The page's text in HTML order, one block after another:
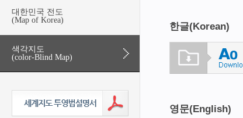
대한민국 전도
(Map of Korea)
색각지도
(color-Blind Map)
한글(Korean)
영문(English)